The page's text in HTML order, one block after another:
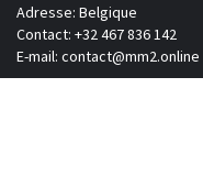
Adresse: Belgique
Contact: +32 467 836 142
E-mail: contact@mm2.online